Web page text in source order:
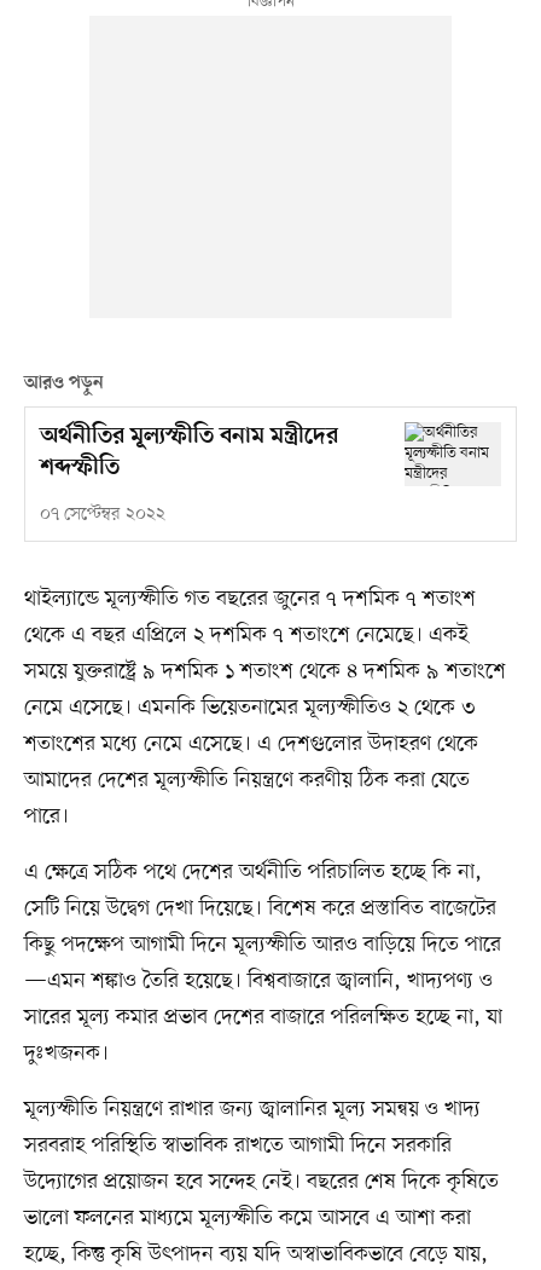
আরও পড়ুন
অর্থনীতির মূল্যস্ফীতি বনাম মন্ত্রীদের
শব্দস্ফীতি
০৭ সেপ্টেম্বর ২০২২
থাইল্যান্ডে মূল্যস্ফীতি গত বছরের জুনের ৭ দশমিক ৭ শতাংশ
থেকে এ বছর এপ্রিলে ২ দশমিক ৭ শতাংশে নেমেছে। একই
সময়ে যুক্তরাষ্ট্রে ৯ দশমিক ১ শতাংশ থেকে ৪ দশমিক ৯ শতাংশে
নেমে এসেছে। এমনকি ভিয়েতনামের মূল্যস্ফীতিও ২ থেকে ৩
শতাংশের মধ্যে নেমে এসেছে। এ দেশগুলোর উদাহরণ থেকে
আমাদের দেশের মূল্যস্ফীতি নিয়ন্ত্রণে করণীয় ঠিক করা যেতে
পারে।
এ ক্ষেত্রে সঠিক পথে দেশের অর্থনীতি পরিচালিত হচ্ছে কি না,
সেটি নিয়ে উদ্বেগ দেখা দিয়েছে। বিশেষ করে প্রস্তাবিত বাজেটের
কিছু পদক্ষেপ আগামী দিনে মূল্যস্ফীতি আরও বাড়িয়ে দিতে পারে
—এমন শঙ্কাও তৈরি হয়েছে। বিশ্ববাজারে জ্বালানি, খাদ্যপণ্য ও
সারের মূল্য কমার প্রভাব দেশের বাজারে পরিলক্ষিত হচ্ছে না, যা
দুঃখজনক।
মূল্যস্ফীতি নিয়ন্ত্রণে রাখার জন্য জ্বালানির মূল্য সমন্বয় ও খাদ্য
সরবরাহ পরিস্থিতি স্বাভাবিক রাখতে আগামী দিনে সরকারি
উদ্যোগের প্রয়োজন হবে সন্দেহ নেই। বছরের শেষ দিকে কৃষিতে
ভালো ফলনের মাধ্যমে মূল্যস্ফীতি কমে আসবে এ আশা করা
হচ্ছে, কিন্তু কৃষি উৎপাদন ব্যয় যদি অস্বাভাবিকভাবে বেড়ে যায়,